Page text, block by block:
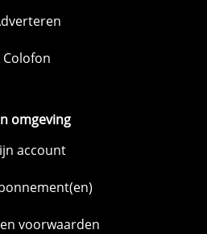
Colofon
omgeving
account
voorwaarden